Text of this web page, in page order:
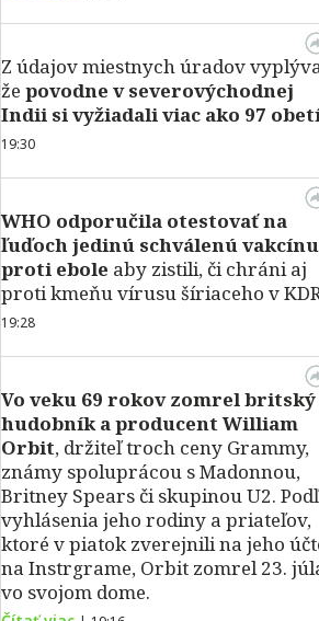
Z údajov miestnych úradov
že povodne v severovýchodnej
Indii si vyžiadali viac ako 97
19:30
WHO odporučila otestovať na
ľuďoch jedinú schválenú vakcínu
proti ebole aby zistili, či chráni aj
proti kmeňu vírusu šíriaceho v
19:28
Vo veku 69 rokov zomrel britský
hudobník a producent William
Orbit, držiteľ troch ceny Grammy,
známy spoluprácou s Madonnou,
Britney Spears či skupinou U2.
vyhlásenia jeho rodiny a priateľov,
ktoré v piatok zverejnili na jeho
na Instrgrame, Orbit zomrel 23.
vo svojom dome.